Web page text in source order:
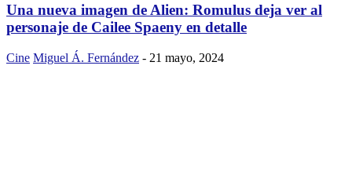
Una nueva imagen de Alien: Romulus deja ver al
personaje de Cailee Spaeny en detalle
Cine Miguel Á. Fernández - 21 mayo, 2024